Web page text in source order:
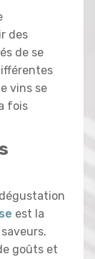
des
de se
vins se
fois
est la
goûts et